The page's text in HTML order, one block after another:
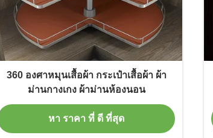
360 องศาหมุนเสื้อผ้า กระเป๋าเสื้อผ้า ผ้า
ม่านกางเกง ผ้าม่านห้องนอน
หา ราคา ที่ ดี ที่สุด